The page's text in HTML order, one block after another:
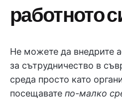
работното
Не можете да внедрите
за сътрудничество в
среда просто като
посещавате по-малко